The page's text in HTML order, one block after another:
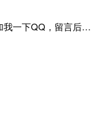
可以的，已经重置密码，可以加我一下QQ，留言后我就发密码给你。